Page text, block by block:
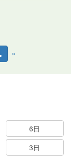
»
6日
3日